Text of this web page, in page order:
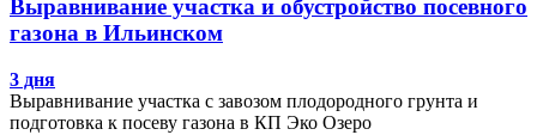
Выравнивание участка и обустройство посевного
газона в Ильинском
3 дня
Выравнивание участка с завозом плодородного грунта и
подготовка к посеву газона в КП Эко Озеро